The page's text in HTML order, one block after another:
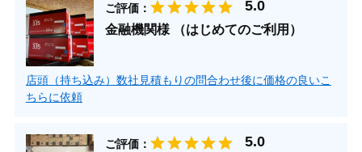
ご評価：
金融機関様 （はじめてのご利用）
店頭（持ち込み）数社見積もりの問合わせ後に価格の良いこ
ちらに依頼
ご評価：